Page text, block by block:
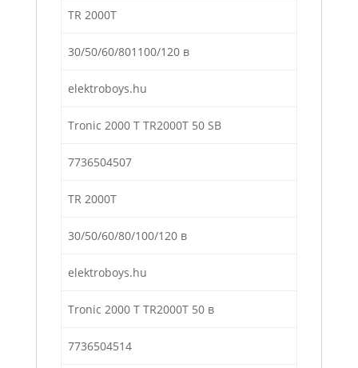
TR 2000T
30/50/60/801100/120 в
elektroboys.hu
Tronic 2000 Т TR2000T 50 SB
7736504507
TR 2000T
30/50/60/80/100/120 в
elektroboys.hu
Tronic 2000 Т TR2000T 50 в
7736504514